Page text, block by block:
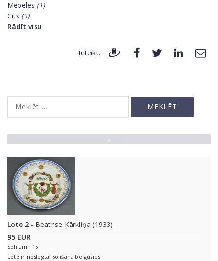
Mēbeles (1)
Cits (5)
Rādīt visu
Ieteikt:
Lote 2 - Beatrise Kārkliņa (1933)
95 EUR
Solījumi: 16
Lote ir noslēgta, solīšana beigusies